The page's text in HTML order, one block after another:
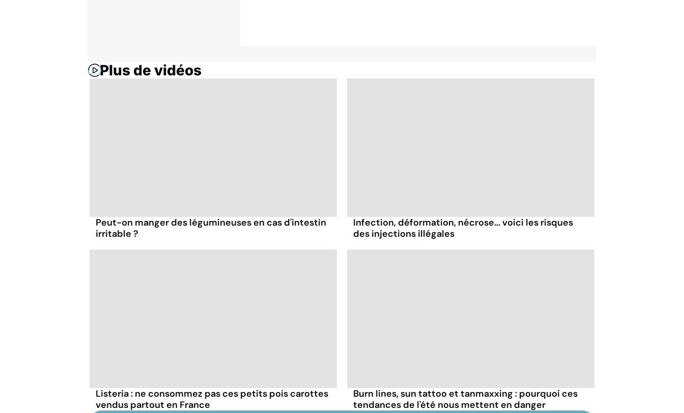
Plus de vidéos
Peut-on manger des légumineuses en cas d'intestin
irritable ?
Infection, déformation, nécrose... voici les risques
des injections illégales
Listeria : ne consommez pas ces petits pois carottes
vendus partout en France
Burn lines, sun tattoo et tanmaxxing : pourquoi ces
tendances de l'été nous mettent en danger